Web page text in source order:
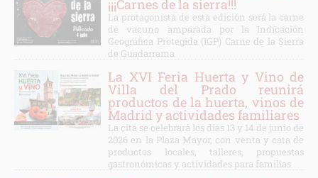
¡¡¡Carnes de la sierra!!!
La protagonista de esta edición será la carne
de vacuno amparada por la Indicación
Geográfica Protegida (IGP) Carne de la Sierra
de Guadarrama
La XVI Feria Huerta y Vino de
Villa del Prado reunirá
productos de la huerta, vinos de
Madrid y actividades familiares
La cita se celebrará los días 13 y 14 de junio de
2026 en la Plaza Mayor, con venta y cata de
productos locales, talleres, propuestas
gastronómicas y actividades para familias